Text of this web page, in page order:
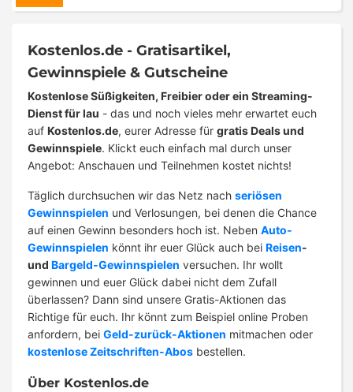
Kostenlos.de - Gratisartikel,
Gewinnspiele & Gutscheine
Kostenlose Süßigkeiten, Freibier oder ein Streaming-
Dienst für lau - das und noch vieles mehr erwartet euch
auf Kostenlos.de, eurer Adresse für gratis Deals und
Gewinnspiele. Klickt euch einfach mal durch unser
Angebot: Anschauen und Teilnehmen kostet nichts!
Täglich durchsuchen wir das Netz nach seriösen
Gewinnspielen und Verlosungen, bei denen die Chance
auf einen Gewinn besonders hoch ist. Neben Auto-
Gewinnspielen könnt ihr euer Glück auch bei Reisen-
und Bargeld-Gewinnspielen versuchen. Ihr wollt
gewinnen und euer Glück dabei nicht dem Zufall
überlassen? Dann sind unsere Gratis-Aktionen das
Richtige für euch. Ihr könnt zum Beispiel online Proben
anfordern, bei Geld-zurück-Aktionen mitmachen oder
kostenlose Zeitschriften-Abos bestellen.
Über Kostenlos.de